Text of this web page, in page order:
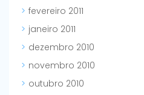
fevereiro 2011
janeiro 2011
dezembro 2010
novembro 2010
outubro 2010